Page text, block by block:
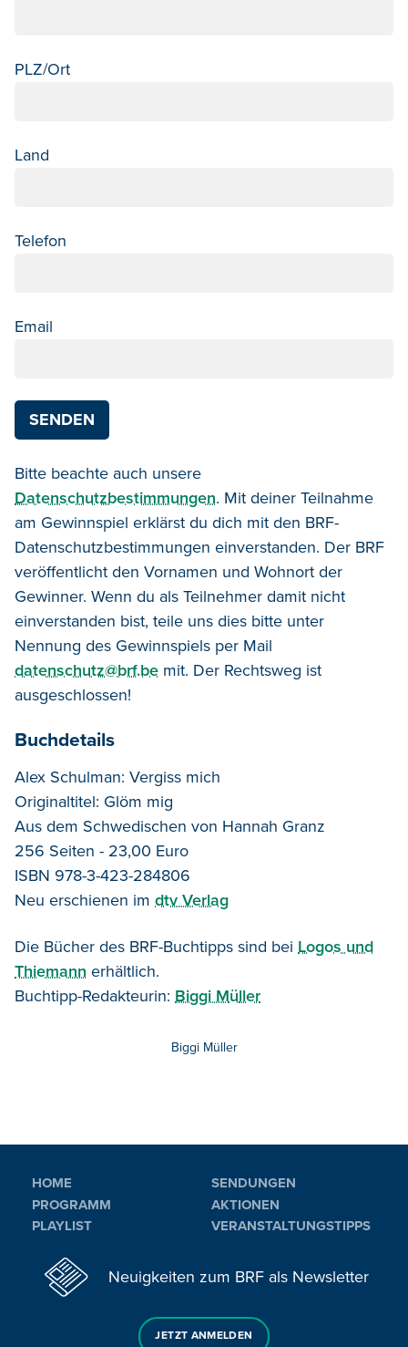
PLZ/Ort
Land
Telefon
Email
Bitte beachte auch unsere
Datenschutzbestimmungen. Mit deiner Teilnahme
am Gewinnspiel erklärst du dich mit den BRF-
Datenschutzbestimmungen einverstanden. Der BRF
veröffentlicht den Vornamen und Wohnort der
Gewinner. Wenn du als Teilnehmer damit nicht
einverstanden bist, teile uns dies bitte unter
Nennung des Gewinnspiels per Mail
datenschutz@brf.be mit. Der Rechtsweg ist
ausgeschlossen!
Buchdetails
Alex Schulman: Vergiss mich
Originaltitel: Glöm mig
Aus dem Schwedischen von Hannah Granz
256 Seiten - 23,00 Euro
ISBN 978-3-423-284806
Neu erschienen im dtv Verlag
Die Bücher des BRF-Buchtipps sind bei Logos und
Thiemann erhältlich.
Buchtipp-Redakteurin: Biggi Müller
Biggi Müller
HOME
PROGRAMM
PLAYLIST
SENDUNGEN
AKTIONEN
VERANSTALTUNGSTIPPS
Neuigkeiten zum BRF als Newsletter
JETZT ANMELDEN